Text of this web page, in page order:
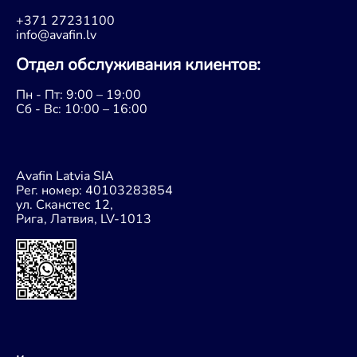
+371 27231100
info@avafin.lv
Oтдел обслуживания клиентов:
Пн - Пт: 9:00 – 19:00
Сб - Bc: 10:00 – 16:00
Avafin Latvia SIA
Рег. номер: 40103283854
ул. Сканстес 12,
Рига, Латвия, LV-1013